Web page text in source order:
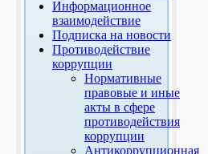
Информационное
взаимодействие
Подписка на новости
Противодействие
коррупции
Нормативные
правовые и иные
акты в сфере
противодействия
коррупции
Антикоррупционная